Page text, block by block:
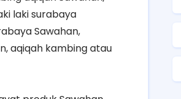
laki surabaya
Sawahan,
aqiqah kambing atau